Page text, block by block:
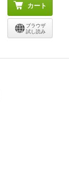
カート
ブラウザ
試し読み